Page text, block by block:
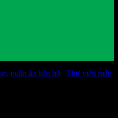
quần áo bảo hộ Thư viện mẫu